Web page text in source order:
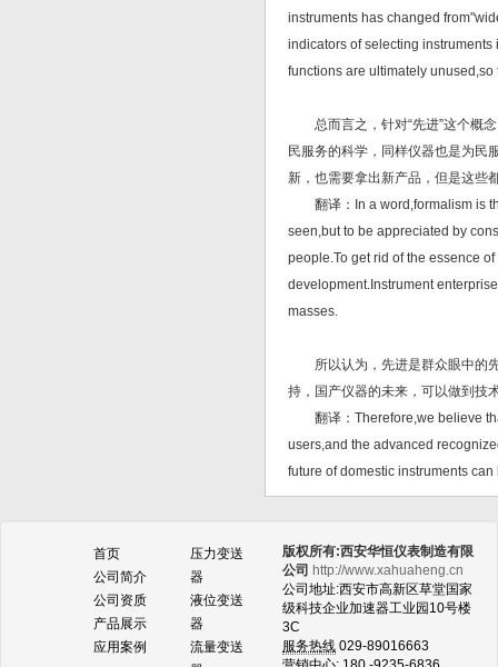
instruments has changed
indicators of selecting
functions are ultimately
总而言之，针对“先进”这个概念
民服务的科学，同样仪器也是为民
新，也需要拿出新产品，但是这些
翻译：In a word,formalism is
seen,but to be appreciated by
people.To get rid of the essence
development.Instrument
masses.
所以认为，先进是群众眼中的先
持，国产仪器的未来，可以做到技
翻译：Therefore,we believe
users,and the advanced
future of domestic instruments
首页
公司简介
公司资质
产品展示
应用案例
压力变送
器
液位变送
器
流量变送
版权所有:西安华恒仪表制造有限
公司 http://www.xahuaheng.cn
公司地址:西安市高新区草堂国家
级科技企业加速器工业园10号楼
3C
服务热线 029-89016663